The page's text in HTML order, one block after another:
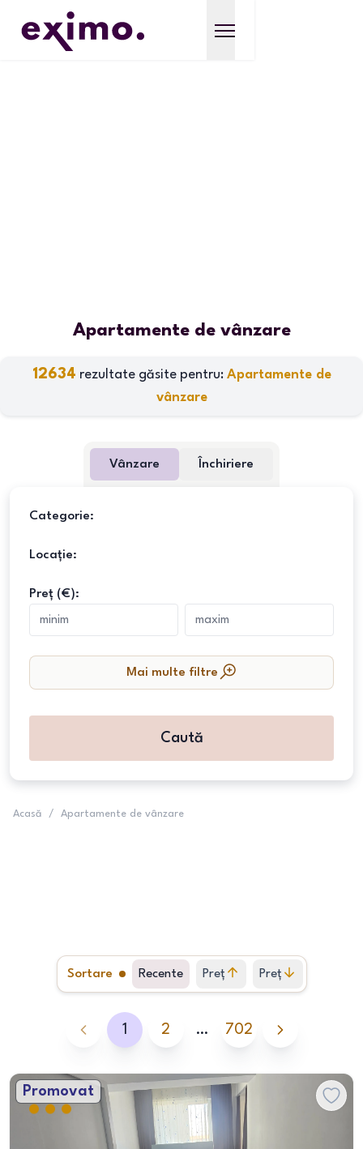
Apartamente de vânzare
12634 rezultate găsite pentru: Apartamente de
vânzare
Vânzare Închiriere
Categorie:
Locație:
Preț (€):
Mai multe filtre
Caută
Acasă / Apartamente de vânzare
Sortare Recente Preț
crescător
Preț
descrescător
1 2 … 702
Promovat